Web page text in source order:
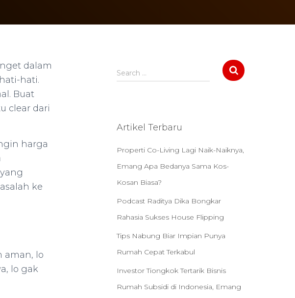
dalam
hati.
Buat
clear dari
harga
ke
aman, lo
lo gak
S
e
h
r
:
Search …
Artikel Terbaru
Properti Co-Living Lagi Naik-Naiknya,
Emang Apa Bedanya Sama Kos-
Kosan Biasa?
Podcast Raditya Dika Bongkar
Rahasia Sukses House Flipping
Tips Nabung Biar Impian Punya
Rumah Cepat Terkabul
Investor Tiongkok Tertarik Bisnis
Rumah Subsidi di Indonesia, Emang